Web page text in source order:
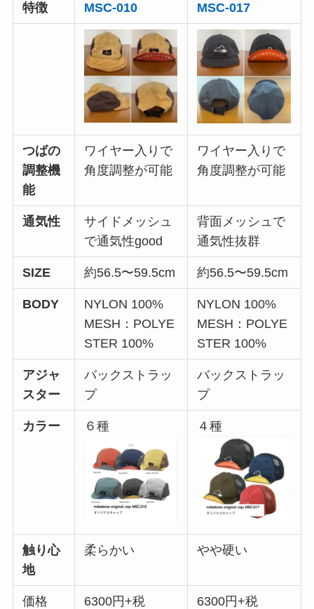
特徴 MSC-010 MSC-017
つばの
調整機
能
ワイヤー入りで
角度調整が可能
ワイヤー入りで
角度調整が可能
通気性
サイドメッシュ
で通気性good
背面メッシュで
通気性抜群
SIZE 約56.5〜59.5cm 約56.5〜59.5cm
BODY
NYLON 100%
MESH：POLYE
STER 100%
NYLON 100%
MESH：POLYE
STER 100%
アジャ
スター
バックストラッ
プ
バックストラッ
プ
カラー ６種 ４種
触り心
地
柔らかい やや硬い
価格 6300円+税 6300円+税